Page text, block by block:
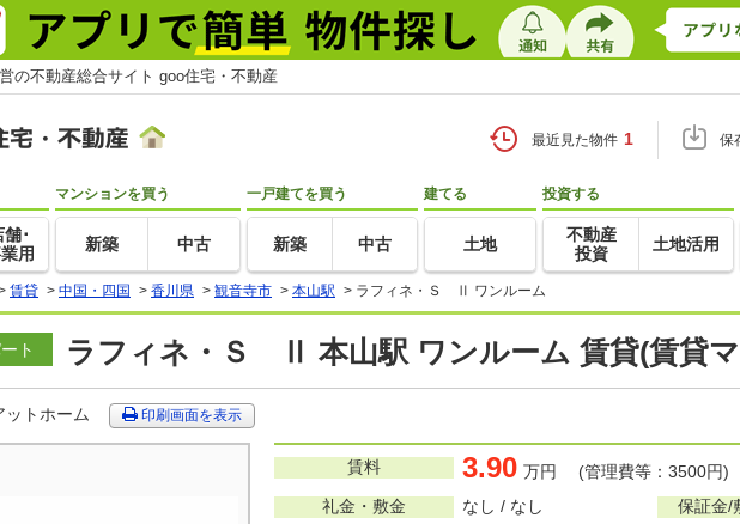
の不動産総合サイト goo住宅・不動産
最近見た物件 1 保
舗･
用
マンションを買う
新築 中古
一戸建てを買う
新築 中古
建てる
土地
投資する
不動産
投資
土地活用
賃貸 > 中国・四国 > 香川県 > 観音寺市 > 本山駅 > ラフィネ・Ｓ Ⅱ ワンルーム
ト ラフィネ・Ｓ Ⅱ 本山駅 ワンルーム 賃貸(賃貸
ットホーム 印刷画面を表示
賃料 3.90 万円 (管理費等：3500円)
礼金・敷金
なし / なし 保証金/